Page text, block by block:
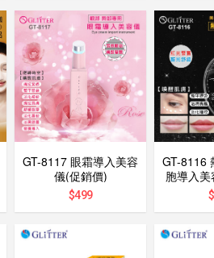
GT-8117 眼霜導入美容
儀(促銷價)
$499
GT-8116
胞導入
$